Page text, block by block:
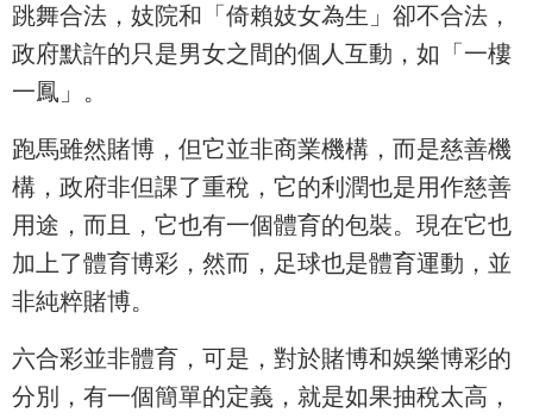
跳舞合法，妓院和「倚賴妓女為生」卻不合法，
政府默許的只是男女之間的個人互動，如「一樓
一鳳」。
跑馬雖然賭博，但它並非商業機構，而是慈善機
構，政府非但課了重稅，它的利潤也是用作慈善
用途，而且，它也有一個體育的包裝。現在它也
加上了體育博彩，然而，足球也是體育運動，並
非純粹賭博。
六合彩並非體育，可是，對於賭博和娛樂博彩的
分別，有一個簡單的定義，就是如果抽稅太高，